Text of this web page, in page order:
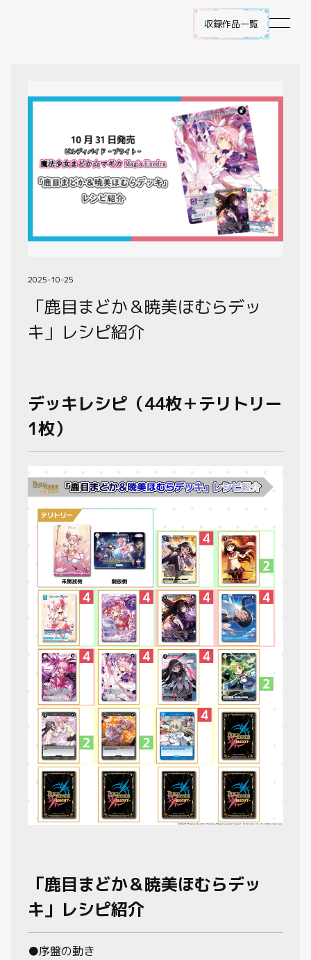
収録作品一覧
NEWS
遊び方
ビルディバイド -ブライト- とは
エラッタ
制限・禁止カード
大会・イベント
おすすめデッキ
取扱店舗一覧
動画
2025-10-25
「鹿目まどか＆暁美ほむらデッ
キ」レシピ紹介
デッキレシピ（44枚＋テリトリー
1枚）
「鹿目まどか＆暁美ほむらデッ
キ」レシピ紹介
●序盤の動き